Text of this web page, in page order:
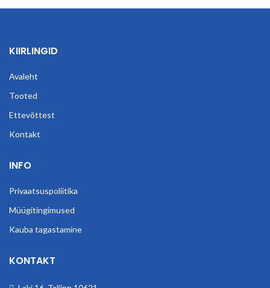
KIIRLINGID
Avaleht
Tooted
Ettevõttest
Kontakt
INFO
Privaatsuspoliitika
Müügitingimused
Kauba tagastamine
KONTAKT